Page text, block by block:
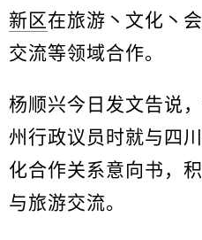
新区在旅游丶文化丶
交流等领域合作。
杨顺兴今日发文告说
州行政议员时就与四
化合作关系意向书，
与旅游交流。